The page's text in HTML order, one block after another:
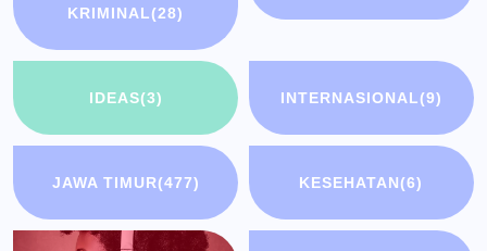
KRIMINAL(28)
IDEAS(3) INTERNASIONAL(9)
JAWA TIMUR(477) KESEHATAN(6)